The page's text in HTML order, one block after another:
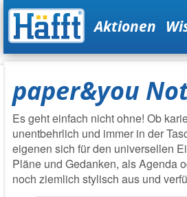
Aktionen
paper&you
Es geht einfach nicht ohne! Ob
unentbehrlich und immer in der
eigenen sich für den universellen
Pläne und Gedanken, als Agenda
noch ziemlich stylisch aus und